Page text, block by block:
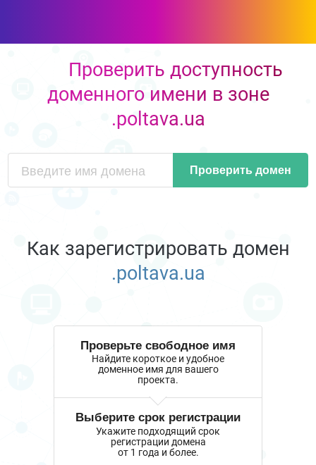
Проверить доступность
доменного имени в зоне
.poltava.ua
Проверить домен
Как зарегистрировать домен
.poltava.ua
Проверьте свободное имя
Найдите короткое и удобное
доменное имя для вашего
проекта.
Выберите срок регистрации
Укажите подходящий срок
регистрации домена
от 1 года и более.